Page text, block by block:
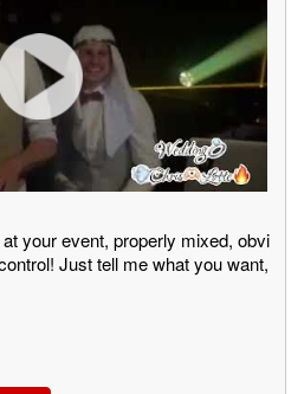
your event, properly mixed, obvi
Just tell me what you want,